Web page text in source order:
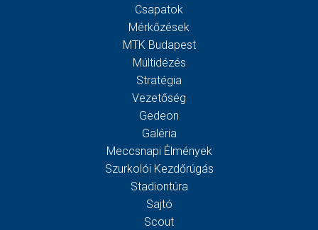
Csapatok
Mérkőzések
MTK Budapest
Múltidézés
Stratégia
Vezetőség
Gedeon
Galéria
Meccsnapi Élmények
Szurkolói Kezdőrúgás
Stadiontúra
Sajtó
Scout